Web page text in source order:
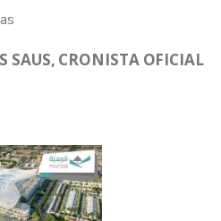
SAUS, CRONISTA OFICIAL